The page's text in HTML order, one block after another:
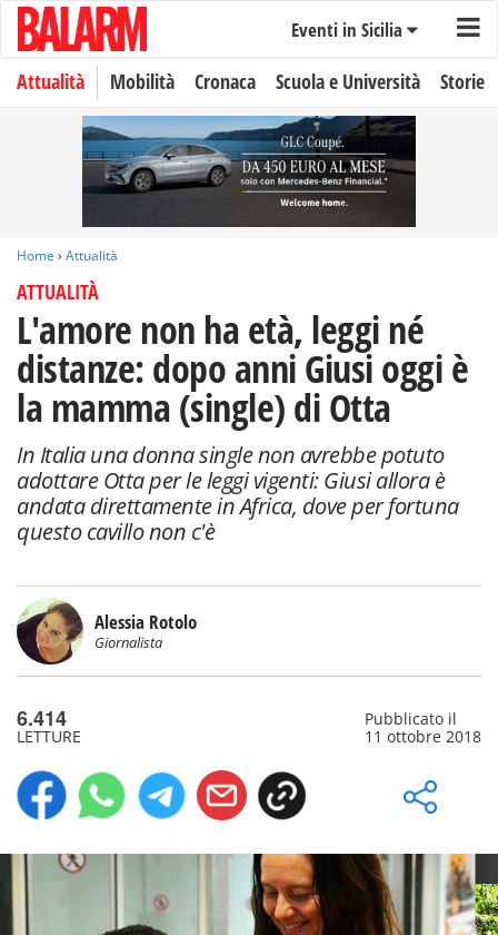
Eventi in Sicilia
Attualità Mobilità Cronaca Scuola e Università Storie
Home › Attualità
ATTUALITÀ
L'amore non ha età, leggi né
distanze: dopo anni Giusi oggi è
la mamma (single) di Otta
In Italia una donna single non avrebbe potuto
adottare Otta per le leggi vigenti: Giusi allora è
andata direttamente in Africa, dove per fortuna
questo cavillo non c'è
Alessia Rotolo
Giornalista
6.414
LETTURE
Pubblicato il
11 ottobre 2018